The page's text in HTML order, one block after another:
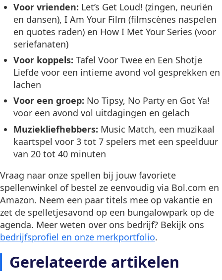
Voor vrienden: Let’s Get Loud! (zingen, neuriën
en dansen), I Am Your Film (filmscènes naspelen
en quotes raden) en How I Met Your Series (voor
seriefanaten)
Voor koppels: Tafel Voor Twee en Een Shotje
Liefde voor een intieme avond vol gesprekken en
lachen
Voor een groep: No Tipsy, No Party en Got Ya!
voor een avond vol uitdagingen en gelach
Muziekliefhebbers: Music Match, een muzikaal
kaartspel voor 3 tot 7 spelers met een speelduur
van 20 tot 40 minuten
Vraag naar onze spellen bij jouw favoriete
spellenwinkel of bestel ze eenvoudig via Bol.com en
Amazon. Neem een paar titels mee op vakantie en
zet de spelletjesavond op een bungalowpark op de
agenda. Meer weten over ons bedrijf? Bekijk ons
bedrijfsprofiel en onze merkportfolio.
Gerelateerde artikelen